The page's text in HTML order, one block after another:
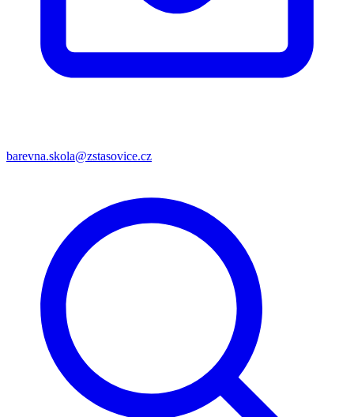
barevna.skola@zstasovice.cz